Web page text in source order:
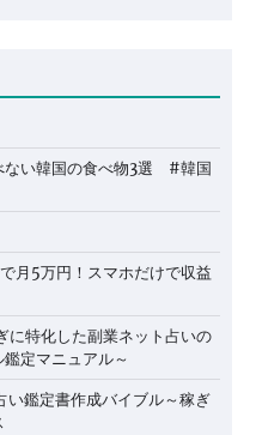
ない韓国の食べ物3選 #韓国
月5万円！スマホだけで収益
に特化した副業ネット占いの
定マニュアル～
い鑑定書作成バイブル～稼ぎ